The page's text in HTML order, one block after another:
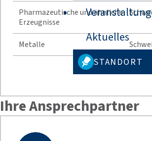
Aktuelles
STANDORT
Pharmazeutische und ähnliche
Erzeugnisse
Metalle
Ihre Ansprechpartner